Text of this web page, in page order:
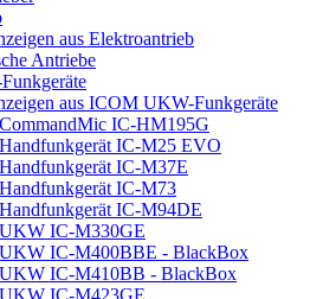
aus Elektroantrieb
Antriebe
aus ICOM UKW-Funkgeräte
IC-HM195G
IC-M25 EVO
IC-M37E
IC-M73
IC-M94DE
IC-M330GE
IC-M400BBE - BlackBox
IC-M410BB - BlackBox
IC-M423GE